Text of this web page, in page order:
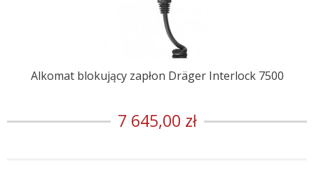
Alkomat blokujący zapłon Dräger Interlock 7500
7 645,00 zł